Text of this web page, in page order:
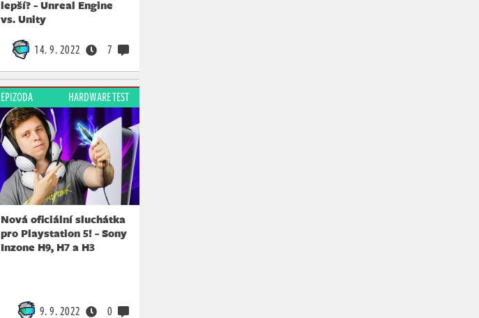
lepší? - Unreal Engine
vs. Unity
14. 9. 2022 7
EPIZODA HARDWARE TEST
Nová oficiální sluchátka
pro Playstation 5! - Sony
Inzone H9, H7 a H3
9. 9. 2022 0